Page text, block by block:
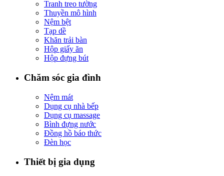
Tranh treo tường
Thuyền mô hình
Nệm bệt
Tạp dề
Khăn trải bàn
Hộp giấy ăn
Hộp đựng bút
Chăm sóc gia đình
Nệm mát
Dụng cụ nhà bếp
Dụng cụ massage
Bình đựng nước
Đồng hồ báo thức
Đèn học
Thiết bị gia dụng